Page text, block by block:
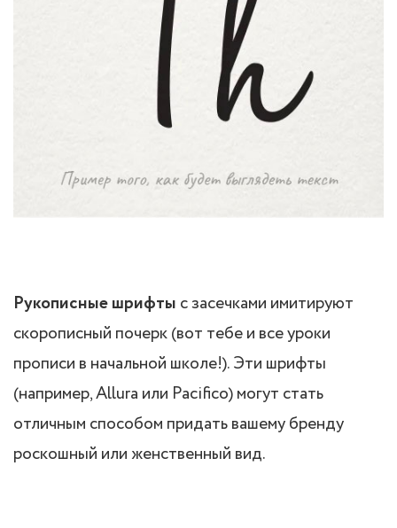
Рукописные шрифты с засечками имитируют
скорописный почерк (вот тебе и все уроки
прописи в начальной школе!). Эти шрифты
(например, Allura или Pacifico) могут стать
отличным способом придать вашему бренду
роскошный или женственный вид.